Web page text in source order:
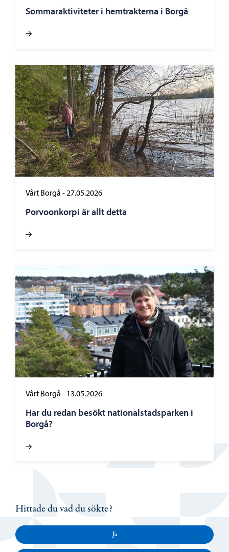
Sommaraktiviteter i hemtrakterna i Borgå
Vårt Borgå - 27.05.2026
Porvoonkorpi är allt detta
Vårt Borgå - 13.05.2026
Har du redan besökt nationalstadsparken i
Borgå?
Hittade du vad du sökte?
Ja